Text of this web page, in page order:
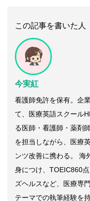
この記事を書いた人
今実紅
看護師免許を保有。企
て、医療英語スクール
る医師・看護師・薬剤
を担当しながら、医療
ンツ改善に携わる。 海
身につけ、TOEIC860
ズヘルスなど、医療専
テーマでの執筆経験を